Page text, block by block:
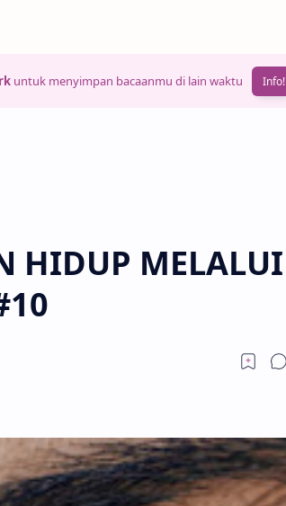
untuk menyimpan bacaanmu di lain waktu Info!
HIDUP MELALUI